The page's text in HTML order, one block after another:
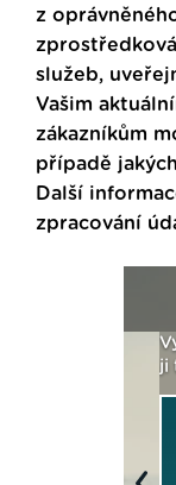
z
služeb,
Vašim
zákazníkům
případě
Další
zpracování
ji